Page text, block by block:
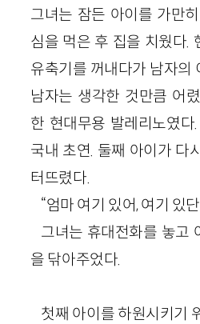
그녀는 잠든 아이를 가만
심을 먹은 후 집을 치웠다.
유축기를 꺼내다가 남자의
남자는 생각한 것만큼 어
한 현대무용 발레리노였다
국내 초연. 둘째 아이가 다
터뜨렸다.
“엄마 여기 있어, 여기 있
그녀는 휴대전화를 놓고
을 닦아주었다.
첫째 아이를 하원시키기